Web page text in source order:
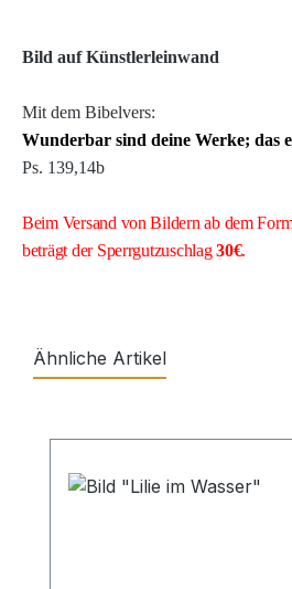
Bild auf Künstlerleinwand
Mit dem Bibelvers:
Wunderbar sind deine Werke; das
Ps. 139,14b
Beim Versand von Bildern ab dem
beträgt der Sperrgutzuschlag30€.
Ähnliche Artikel